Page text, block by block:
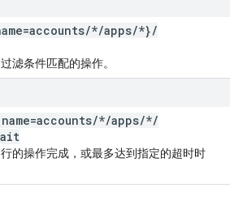
/*/apps/*}/
滤条件匹配的操作。
/*/apps/*/
的操作完成，或最多达到指定的超时时